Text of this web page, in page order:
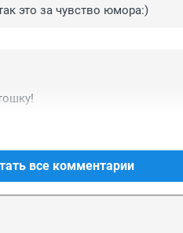
это за чувство юмора:)
все комментарии